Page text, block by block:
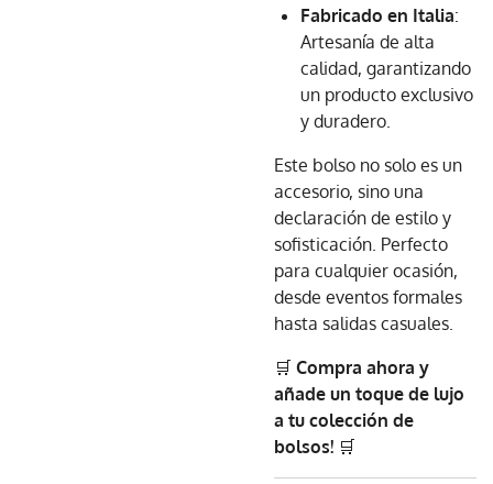
Fabricado en Italia:
Artesanía de alta
calidad, garantizando
un producto exclusivo
y duradero.
Este bolso no solo es un
accesorio, sino una
declaración de estilo y
sofisticación. Perfecto
para cualquier ocasión,
desde eventos formales
hasta salidas casuales.
🛒 Compra ahora y
añade un toque de lujo
a tu colección de
bolsos! 🛒